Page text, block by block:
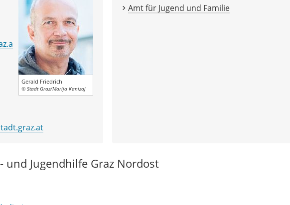
Gerald Friedrich
© Stadt Graz/Marija Kanizaj
Amt für Jugend und Familie
und Jugendhilfe Graz Nordost